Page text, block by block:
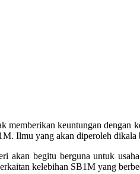
memberikan keuntungan
Ilmu yang akan diperoleh
akan begitu berguna untuk
kelebihan SB1M yang